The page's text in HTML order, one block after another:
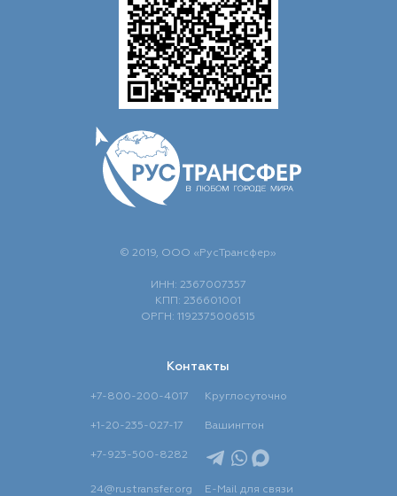
© 2019, ООО «РусТрансфер»
ИНН: 2367007357
КПП: 236601001
ОРГН: 1192375006515
Контакты
+7-800-200-4017 Круглосуточно
+1-20-235-027-17 Вашингтон
+7-923-500-8282
24@rustransfer.org E-Mail для связи